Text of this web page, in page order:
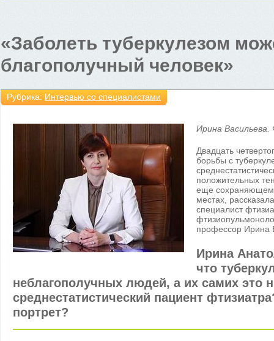
«Заболеть туберкулезом
благополучный человек»
Рубрика: Интервью со специалистами
Ирина Васильева.
Двадцать
борьбы с
положительных
еще
местах,
специалист
профессор Ирина
Ирина
что
неблагополучных людей, а их самих это
среднестатистический пациент
портрет?